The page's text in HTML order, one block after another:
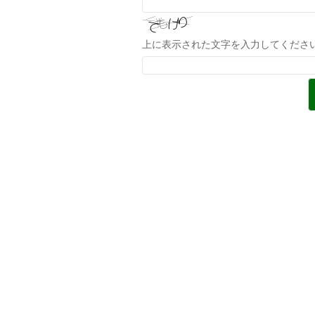
上に表示された文字を入力してくださ